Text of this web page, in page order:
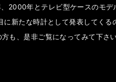
2000年とテレビ型ケースのモデ
新たな時計として発表してくる
も、是非ご覧になってみて下さい